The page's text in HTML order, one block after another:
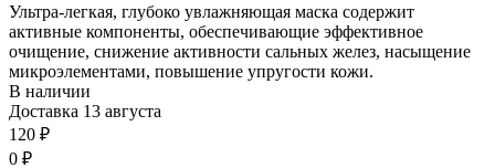
Ультра-легкая, глубоко увлажняющая маска содержит
активные компоненты, обеспечивающие эффективное
очищение, снижение активности сальных желез, насыщение
микроэлементами, повышение упругости кожи.
В наличии
Доставка 13 августа
120 ₽
0 ₽